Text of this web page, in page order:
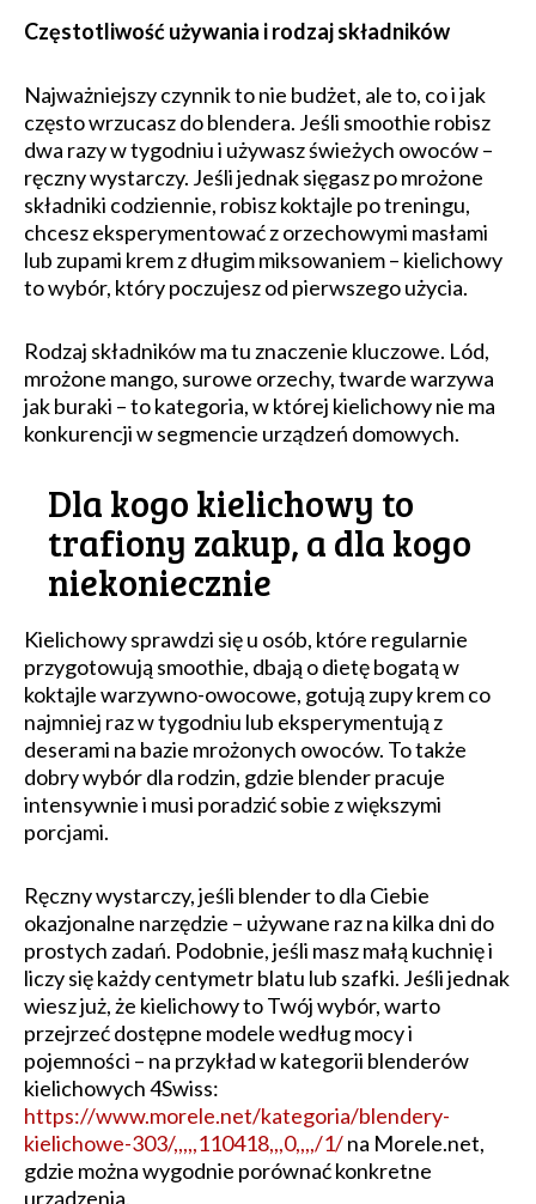
Częstotliwość używania i rodzaj składników
Najważniejszy czynnik to nie budżet, ale to, co i jak
często wrzucasz do blendera. Jeśli smoothie robisz
dwa razy w tygodniu i używasz świeżych owoców –
ręczny wystarczy. Jeśli jednak sięgasz po mrożone
składniki codziennie, robisz koktajle po treningu,
chcesz eksperymentować z orzechowymi masłami
lub zupami krem z długim miksowaniem – kielichowy
to wybór, który poczujesz od pierwszego użycia.
Rodzaj składników ma tu znaczenie kluczowe. Lód,
mrożone mango, surowe orzechy, twarde warzywa
jak buraki – to kategoria, w której kielichowy nie ma
konkurencji w segmencie urządzeń domowych.
Dla kogo kielichowy to
trafiony zakup, a dla kogo
niekoniecznie
Kielichowy sprawdzi się u osób, które regularnie
przygotowują smoothie, dbają o dietę bogatą w
koktajle warzywno-owocowe, gotują zupy krem co
najmniej raz w tygodniu lub eksperymentują z
deserami na bazie mrożonych owoców. To także
dobry wybór dla rodzin, gdzie blender pracuje
intensywnie i musi poradzić sobie z większymi
porcjami.
Ręczny wystarczy, jeśli blender to dla Ciebie
okazjonalne narzędzie – używane raz na kilka dni do
prostych zadań. Podobnie, jeśli masz małą kuchnię i
liczy się każdy centymetr blatu lub szafki. Jeśli jednak
wiesz już, że kielichowy to Twój wybór, warto
przejrzeć dostępne modele według mocy i
pojemności – na przykład w kategorii blenderów
kielichowych 4Swiss:
https://www.morele.net/kategoria/blendery-
kielichowe-303/,,,,,110418,,,0,,,,/1/na Morele.net,
gdzie można wygodnie porównać konkretne
urządzenia.